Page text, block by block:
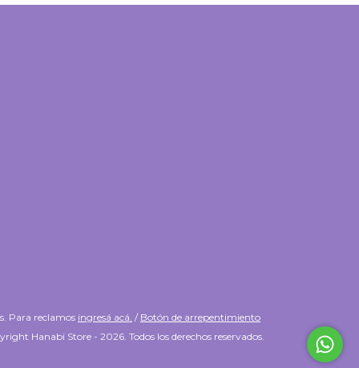
Para reclamos ingresá acá. / Botón de arrepentimiento
Hanabi Store - 2026. Todos los derechos reservados.